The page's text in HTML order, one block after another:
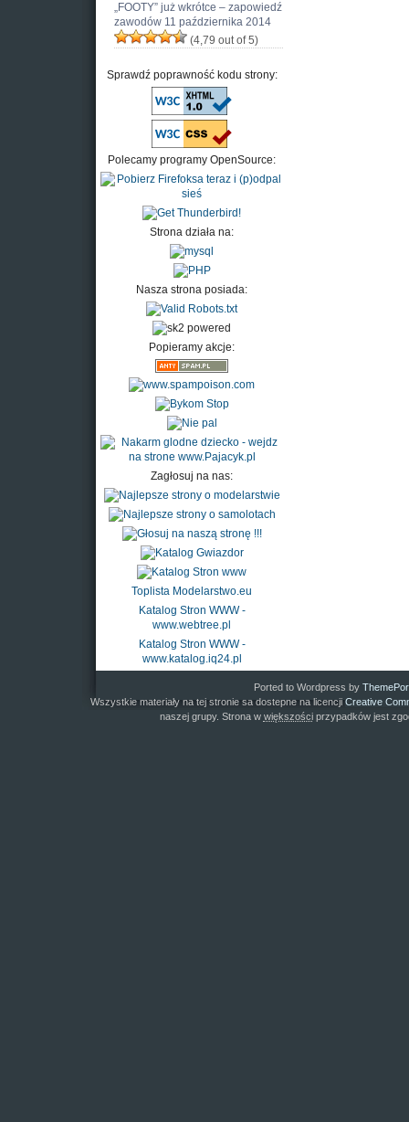
„FOOTY” już wkrótce – zapowiedź
zawodów 11 października 2014
(4,79 out of 5)
Sprawdź poprawność kodu strony:
Polecamy programy OpenSource:
Strona działa na:
Nasza strona posiada:
Popieramy akcje:
Zagłosuj na nas:
Toplista Modelarstwo.eu
Katalog Stron WWW -
www.webtree.pl
Katalog Stron WWW -
www.katalog.iq24.pl
Ported to Wordpress by
Wszystkie materiały na tej stronie sa dostepne na licencji Creative
naszej grupy. Strona w większościprzypadków jest